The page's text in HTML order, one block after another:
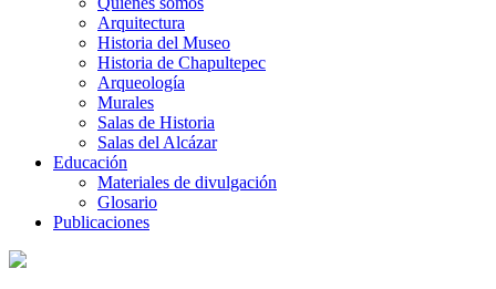
Arquitectura
Historia del Museo
Historia de Chapultepec
Arqueología
Murales
Salas de Historia
Salas del Alcázar
Educación
Materiales de divulgación
Glosario
Publicaciones